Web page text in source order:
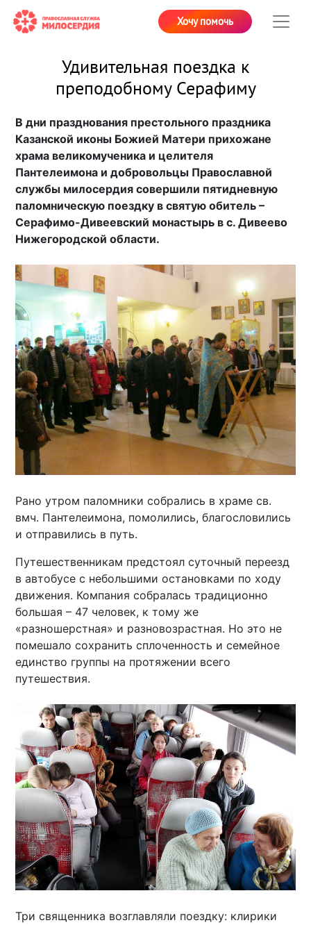
Хочу помочь
Удивительная поездка к
преподобному Серафиму
В дни празднования престольного праздника
Казанской иконы Божией Матери прихожане
храма великомученика и целителя
Пантелеимона и добровольцы Православной
службы милосердия совершили пятидневную
паломническую поездку в святую обитель –
Серафимо-Дивеевский монастырь в с. Дивеево
Нижегородской области.
Рано утром паломники собрались в храме св.
вмч. Пантелеимона, помолились, благословились
и отправились в путь.
Путешественникам предстоял суточный переезд
в автобусе с небольшими остановками по ходу
движения. Компания собралась традиционно
большая – 47 человек, к тому же
«разношерстная» и разновозрастная. Но это не
помешало сохранить сплоченность и семейное
единство группы на протяжении всего
путешествия.
Три священника возглавляли поездку: клирики